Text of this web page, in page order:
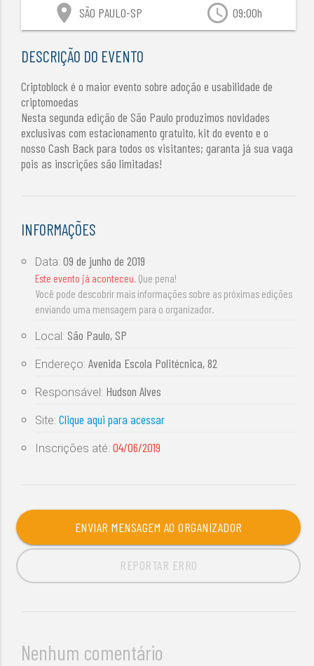
access_time 09:00h
location_on SÃO PAULO-SP
DESCRIÇÃO DO EVENTO
Criptoblock é o maior evento sobre adoção e usabilidade de
criptomoedas
Nesta segunda edição de São Paulo produzimos novidades
exclusivas com estacionamento gratuito, kit do evento e o
nosso Cash Back para todos os visitantes; garanta já sua vaga
pois as inscrições são limitadas!
INFORMAÇÕES
Data:09 de junho de 2019
Este evento já aconteceu. Que pena!
Você pode descobrir mais informações sobre as próximas edições
enviando uma mensagem para o organizador.
Local: São Paulo, SP
Endereço:Avenida Escola Politécnica, 82
Responsável: Hudson Alves
Site:Clique aqui para acessar
Inscrições até:04/06/2019
ENVIAR MENSAGEM AO ORGANIZADOR
REPORTAR ERRO
Nenhum comentário